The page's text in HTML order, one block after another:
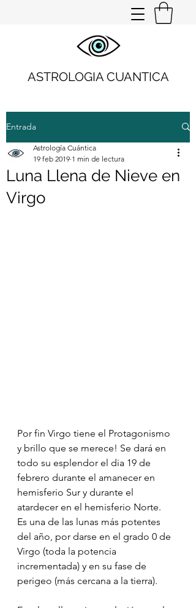
ASTROLOGIA CUANTICA
Entrada
Luna Llena de Nieve en
Virgo
Astrología Cuántica
19 feb 2019 1 min de lectura
Por fin Virgo tiene el Protagonismo
y brillo que se merece! Se dará en
todo su esplendor el dia 19 de
febrero durante el amanecer en
hemisferio Sur y durante el
atardecer en el hemisferio Norte.
Es una de las lunas más potentes
del año, por darse en el grado 0 de
Virgo (toda la potencia
incrementada) y en su fase de
perigeo (más cercana a la tierra).